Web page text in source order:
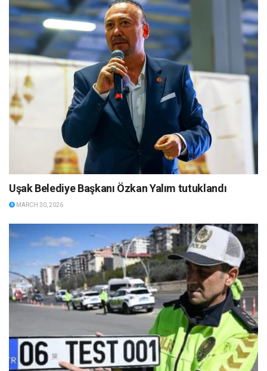
Uşak Belediye Başkanı Özkan Yalım tutuklandı
MARCH 30, 2026